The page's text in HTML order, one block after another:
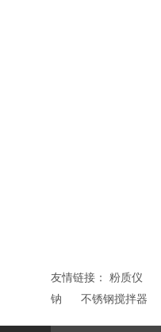
友情链接： 粉质仪
钠
不锈钢搅拌器